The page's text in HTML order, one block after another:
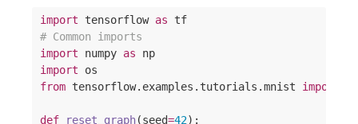
import tensorflow as
# Common imports
import numpy as
import
from tensorflow.examples.tutorials.mnist import
def reset_graph(seed=42):